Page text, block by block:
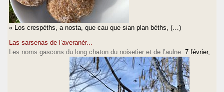
« Los crespèths, a nosta, que cau que sian plan bèths, (…)
Las sarsenas de l’averanèr...
Les noms gascons du long chaton du noisetier et de l’aulne. 7 février,